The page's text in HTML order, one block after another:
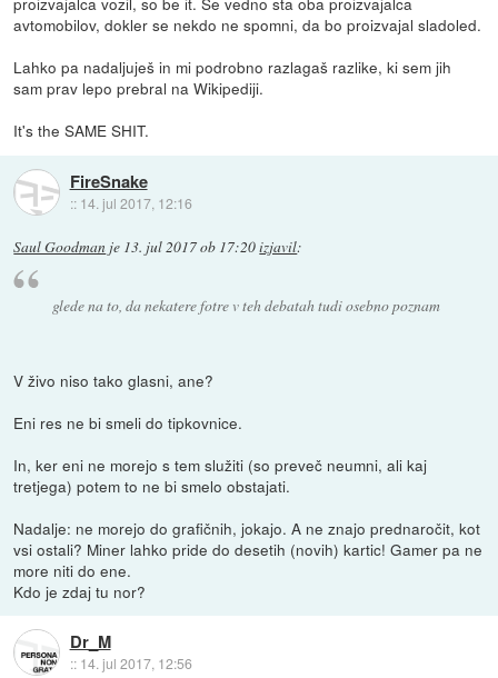
avtomobilov, dokler se nekdo ne spomni, da bo proizvajal sladoled.
Lahko pa nadaljuješ in mi podrobno razlagaš razlike, ki sem jih
sam prav lepo prebral na Wikipediji.
It's the SAME SHIT.
FireSnake
:: 14. jul 2017, 12:16
Saul Goodman je 13. jul 2017 ob 17:20izjavil:
glede na to, da nekatere fotre v teh debatah tudi osebno poznam
V živo niso tako glasni, ane?
Eni res ne bi smeli do tipkovnice.
In, ker eni ne morejo s tem služiti (so preveč neumni, ali kaj
tretjega) potem to ne bi smelo obstajati.
Nadalje: ne morejo do grafičnih, jokajo. A ne znajo prednaročit, kot
vsi ostali? Miner lahko pride do desetih (novih) kartic! Gamer pa ne
more niti do ene.
Kdo je zdaj tu nor?
Dr_M
:: 14. jul 2017, 12:56